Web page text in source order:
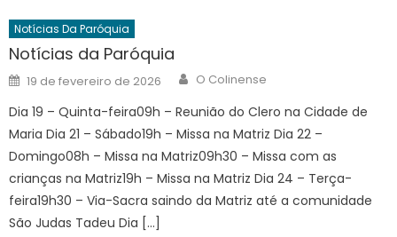
Notícias Da Paróquia
Notícias da Paróquia
Posted
on
19 de fevereiro de 2026 Author
O Colinense
Dia 19 – Quinta-feira09h – Reunião do Clero na Cidade de
Maria Dia 21 – Sábado19h – Missa na Matriz Dia 22 –
Domingo08h – Missa na Matriz09h30 – Missa com as
crianças na Matriz19h – Missa na Matriz Dia 24 – Terça-
feira19h30 – Via-Sacra saindo da Matriz até a comunidade
São Judas Tadeu Dia […]